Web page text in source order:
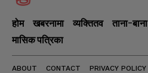
होम खबरनामा व्यक्तितव ताना-बाना
मासिक पत्रिका
ABOUT CONTACT PRIVACY POLICY